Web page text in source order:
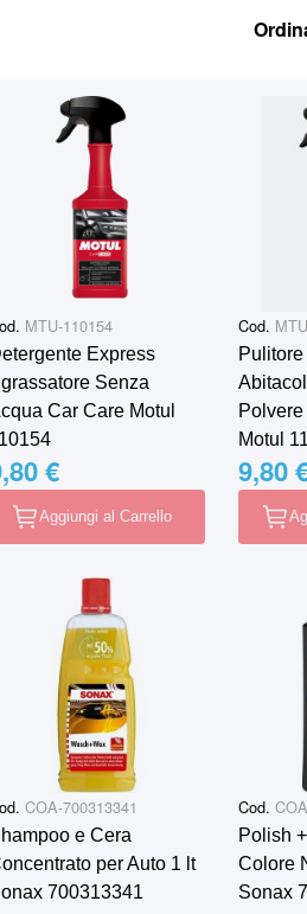
MTU-110154
Express
Senza
Car Care Motul
€
Aggiungi al Carrello
Cod.
Motul
9,80
COA-700313341
e Cera
per Auto 1 lt
700313341
Cod.
Polish
Colore
Sonax